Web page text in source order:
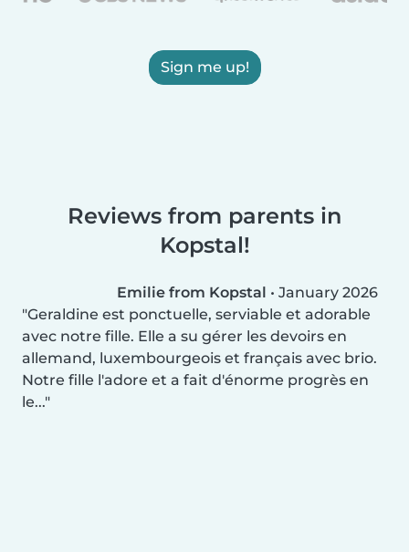
Sign me up!
Reviews from parents in
Kopstal!
Emilie from Kopstal • January 2026
Geraldine est ponctuelle, serviable et adorable
avec notre fille. Elle a su gérer les devoirs en
allemand, luxembourgeois et français avec brio.
Notre fille l'adore et a fait d'énorme progrès en
le...